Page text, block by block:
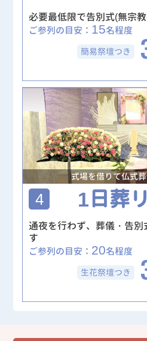
必要最低限で告別式(無宗
ご参列の目安： 15名程度
簡易祭壇つき
式場を借りて仏式
4 1日葬
通夜を行わず、葬儀・告
す
ご参列の目安： 20名程度
生花祭壇つき